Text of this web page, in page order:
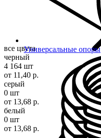
Универсальные опоры
все цвета
черный
4 164 шт
от 11,40 р.
серый
0 шт
от 13,68 р.
белый
0 шт
от 13,68 р.